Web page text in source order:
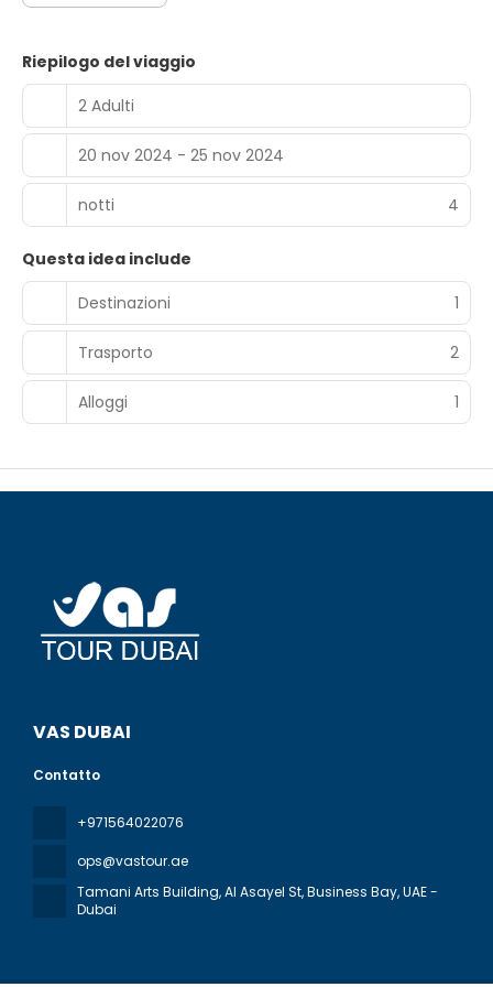
Riepilogo del viaggio
2 Adulti
20 nov 2024 - 25 nov 2024
notti 4
Questa idea include
Destinazioni
1
Trasporto 2
Alloggi 1
VAS DUBAI
Contatto
+971564022076
ops@vastour.ae
Tamani Arts Building, Al Asayel St, Business Bay, UAE -
Dubai